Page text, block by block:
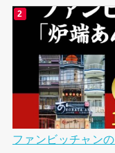
ファンビッチャン